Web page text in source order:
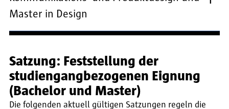
Master in Design
Satzung: Feststellung der
studiengangbezogenen Eignung
(Bachelor und Master)
Die folgenden aktuell gültigen Satzungen regeln die